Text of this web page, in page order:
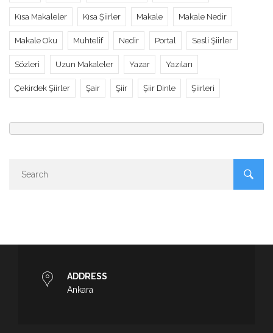
Kısa Makaleler Kısa Şiirler Makale Makale Nedir
Makale Oku Muhtelif Nedir Portal Sesli Şiirler
Sözleri Uzun Makaleler Yazar Yazıları
Çekirdek Şiirler Şair Şiir Şiir Dinle Şiirleri
ADDRESS
Ankara